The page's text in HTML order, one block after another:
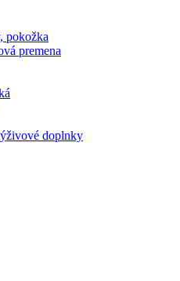
pokožka
premena
doplnky